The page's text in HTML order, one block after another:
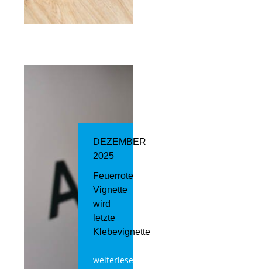
DEZEMBER
2025
Feuerrote
Vignette
wird
letzte
Klebevignette
weiterlesen